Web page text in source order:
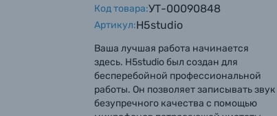
Код товара:УТ-00090848
Артикул:H5studio
Ваша лучшая работа начинается
здесь. H5studio был создан для
бесперебойной профессиональной
работы. Он позволяет записывать звук
безупречного качества с помощью